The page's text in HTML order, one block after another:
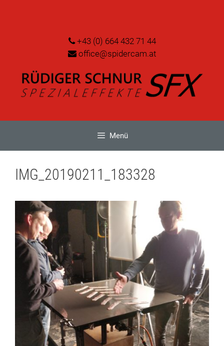
+43 (0) 664 432 71 44
office@spidercam.at
Menü
IMG_20190211_183328